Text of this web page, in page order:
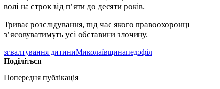
волі на строк від п’яти до десяти років.
Триває розслідування, під час якого правоохоронці
з’ясовуватимуть усі обставини злочину.
згвалтування дитиниМиколаївщинапедофіл
Поділіться
Попередня публікація